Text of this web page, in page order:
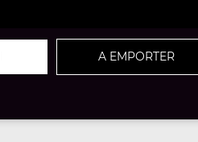
A EMPORTER